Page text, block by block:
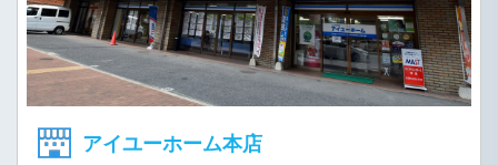
アイユーホーム本店